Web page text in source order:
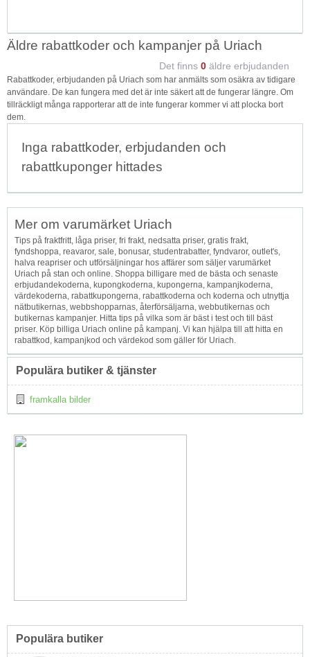
Äldre rabattkoder och kampanjer på Uriach
Det finns 0 äldre erbjudanden
Rabattkoder, erbjudanden på Uriach som har anmälts som osäkra av tidigare
användare. De kan fungera med det är inte säkert att de fungerar längre. Om
tillräckligt många rapporterar att de inte fungerar kommer vi att plocka bort
dem.
Inga rabattkoder, erbjudanden och
rabattkuponger hittades
Mer om varumärket Uriach
Tips på fraktfritt, låga priser, fri frakt, nedsatta priser, gratis frakt,
fyndshoppa, reavaror, sale, bonusar, studentrabatter, fyndvaror, outlet's,
halva reapriser och utförsäljningar hos affärer som säljer varumärket
Uriach på stan och online. Shoppa billigare med de bästa och senaste
erbjudandekoderna, kupongkoderna, kupongerna, kampanjkoderna,
värdekoderna, rabattkupongerna, rabattkoderna och koderna och utnyttja
nätbutikernas, webbshopparnas, återförsäljarna, webbutikernas och
butikernas kampanjer. Hitta tips på vilka som är bäst i test och till bäst
priser. Köp billiga Uriach online på kampanj. Vi kan hjälpa till att hitta en
rabattkod, kampanjkod och värdekod som gäller för Uriach.
Populära butiker & tjänster
framkalla bilder
Populära butiker